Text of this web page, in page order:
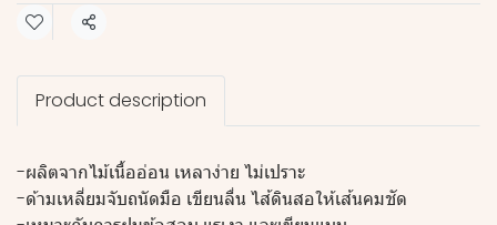
Share
Product description
-ผลิตจากไม้เนื้ออ่อน เหลาง่าย ไม่เปราะ
-ด้ามเหลี่ยมจับถนัดมือ เขียนลื่น ไส้ดินสอให้เส้นคมชัด